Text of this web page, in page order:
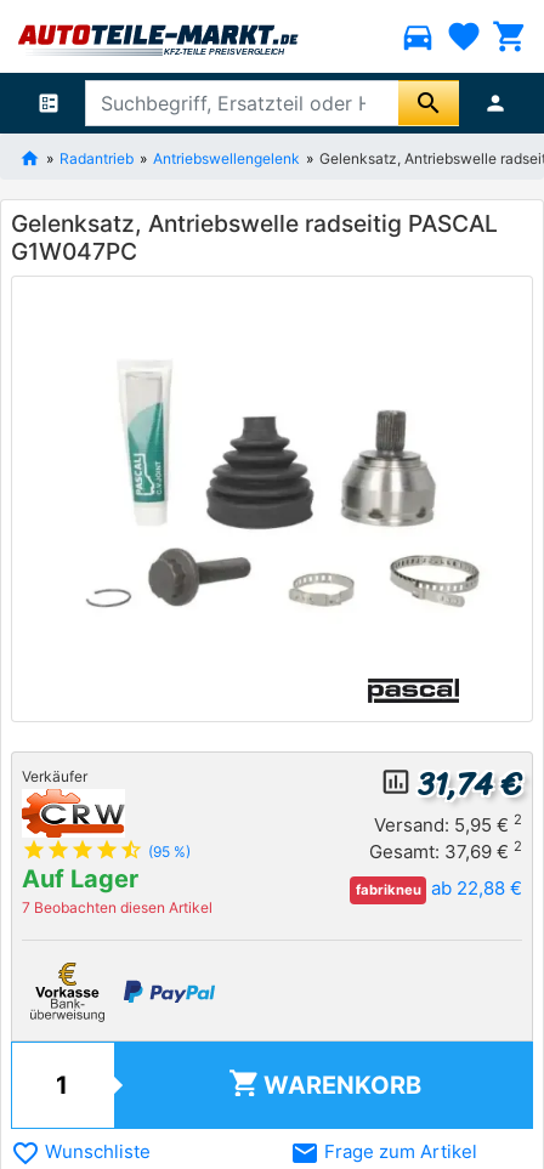
directions_car favorite shopping_cart
ballot search person
Radantrieb Antriebswellengelenk Gelenksatz, Antriebswelle
Gelenksatz, Antriebswelle radseitig PASCAL
G1W047PC
Verkäufer
star star star star star_half (95 %)
Auf Lager
7 Beobachten diesen Artikel
insert_chart_outlined 31,74 €
Versand: 5,95 € 2
Gesamt: 37,69 € 2
fabrikneu ab 22,88 €
shopping_cart WARENKORB
favorite_border Wunschliste email Frage zum Artikel